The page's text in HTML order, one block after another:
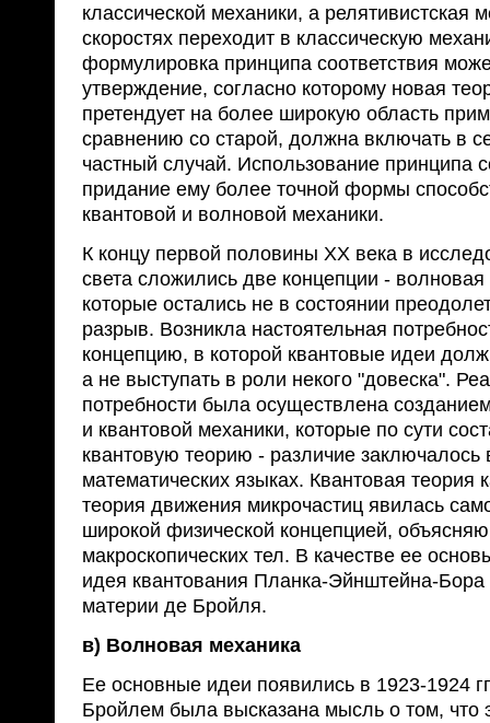
классической механики, а релятивистская
скоростях переходит в классическую
формулировка принципа соответствия
утверждение, согласно которому новая
претендует на более широкую область
сравнению со старой, должна включать в
частный случай. Использование принципа
придание ему более точной формы
квантовой и волновой механики.
К концу первой половины XX века в
света сложились две концепции - волновая
которые остались не в состоянии
разрыв. Возникла настоятельная
концепцию, в которой квантовые идеи
а не выступать в роли некого "довеска".
потребности была осуществлена
и квантовой механики, которые по сути
квантовую теорию - различие заключалось
математических языках. Квантовая теория
теория движения микрочастиц явилась
широкой физической концепцией,
макроскопических тел. В качестве ее
идея квантования Планка-Эйнштейна-Бора
материи де Бройля.
в) Волновая механика
Ее основные идеи появились в 1923-1924
Бройлем была высказана мысль о том, что